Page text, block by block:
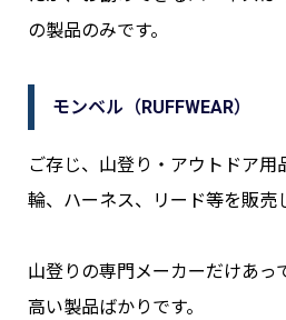
の製品のみです。
モンベル（RUFFWEAR）
ご存じ、山登り・アウトドア用
輪、ハーネス、リード等を販売
山登りの専門メーカーだけあっ
高い製品ばかりです。